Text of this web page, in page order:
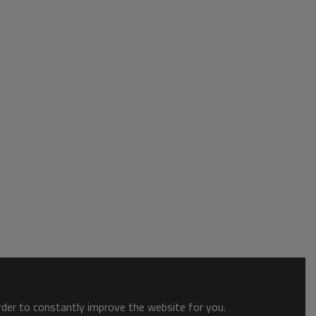
to constantly improve the website for you.